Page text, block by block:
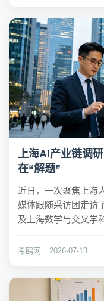
上海AI产业链调
在“解题”
近日，一次聚焦上海
媒体跟随采访团走访
及上海数学与交叉学
到基础数学与产业的
希鸥网 2026-07-13